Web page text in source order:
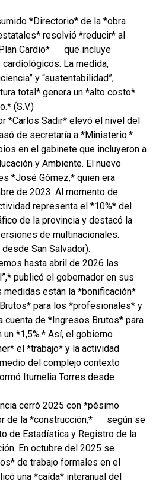
*Directorio* de la *obra
resolvió *reducir* al
Cardio*
que incluye
La medida,
y “sustentabilidad”,
total* genera un *alto costo*
(S.V.)
*Carlos Sadir* elevó el nivel del
de secretaría a *Ministerio.*
en el gabinete que incluyeron a
y Ambiente. El nuevo
*José Gómez,* quien era
de 2023. Al momento de
representa el *10%* del
de la provincia y destacó la
de multinacionales.
San Salvador).
hasta abril de 2026 las
publicó el gobernador en sus
medidas están la *bonificación*
para los *profesionales* y
cuenta de *Ingresos Brutos* para
*1,5%.* Así, el gobierno
el *trabajo* y la actividad
del complejo contexto
Itumelia Torres desde
cerró 2025 con *pésimo
de la *construcción,*
según se
de Estadística y Registro de la
En octubre del 2025 se
de trabajo formales en el
una *caída* interanual del